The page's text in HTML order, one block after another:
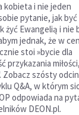
kobieta i nie jeden
pytanie, jak być
żyć Ewangelią i nie
jednak, że w
stoi »bycie dla
przykazania miłości,
szósty
Q&A, w którym
odpowiada na
DEON.pl.